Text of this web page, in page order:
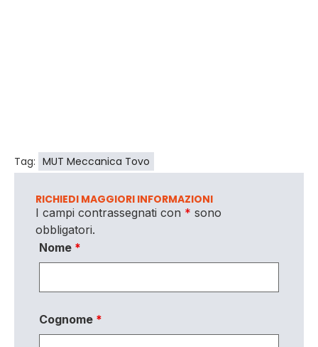
Tag: MUT Meccanica Tovo
RICHIEDI MAGGIORI INFORMAZIONI
I campi contrassegnati con * sono
obbligatori.
Nome *
Cognome *